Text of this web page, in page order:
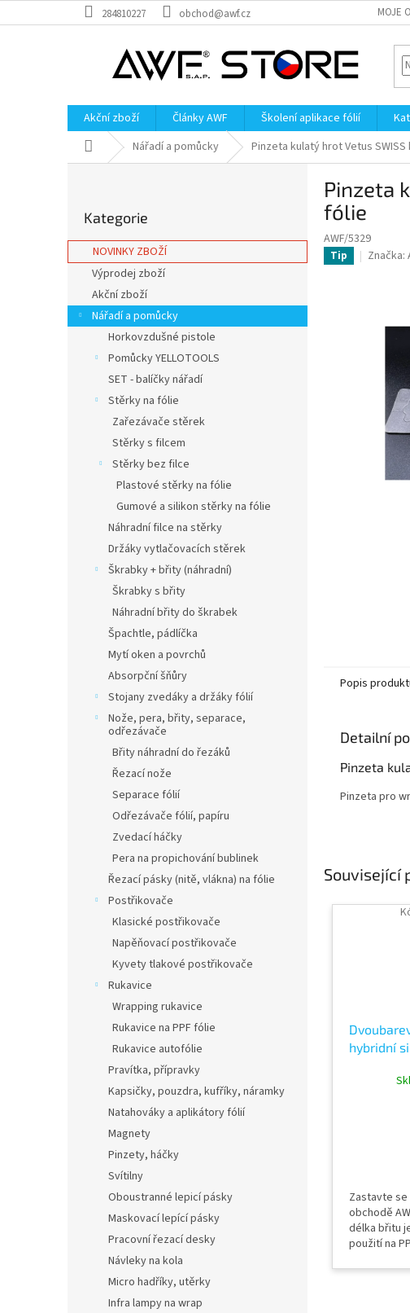
na
284810227 obchod@awf.cz MOJE
Akční zboží Články AWF Školení aplikace fólií
Domů Nářadí a pomůcky Pinzeta kulatý hrot Vetus
r
a
p
kategorie
Kategorie
NOVINKY ZBOŽÍ
Výprodej zboží
Akční zboží
Nářadí a pomůcky
Horkovzdušné pistole
Pomůcky YELLOTOOLS
SET - balíčky nářadí
Stěrky na fólie
Zařezávače stěrek
Stěrky s filcem
Stěrky bez filce
Plastové stěrky na fólie
Gumové a silikon stěrky na fólie
Náhradní filce na stěrky
Držáky vytlačovacích stěrek
Škrabky + břity (náhradní)
Škrabky s břity
Náhradní břity do škrabek
Špachtle, pádlíčka
Mytí oken a povrchů
Absorpční šňůry
Stojany zvedáky a držáky fólií
Nože, pera, břity, separace,
odřezávače
Břity náhradní do řezáků
Řezací nože
Separace fólií
Odřezávače fólií, papíru
Zvedací háčky
Pera na propichování bublinek
Řezací pásky (nitě, vlákna) na fólie
Postřikovače
Klasické postřikovače
Napěňovací postřikovače
Kyvety tlakové postřikovače
Rukavice
Wrapping rukavice
Rukavice na PPF fólie
Rukavice autofólie
Pravítka, přípravky
Kapsičky, pouzdra, kufříky, náramky
Natahováky a aplikátory fólií
Magnety
Pinzety, háčky
Svítilny
Oboustranné lepicí pásky
Maskovací lepící pásky
Pracovní řezací desky
Návleky na kola
Micro hadříky, utěrky
Infra lampy na wrap
Pinzeta
fólie
AWF/5329
Tip Značka:
Související
hybridní
Zastavte se
obchodě
délka břitu
použití na
vhodné na
Popis
Detailní
Pinzeta
Pinzeta pro